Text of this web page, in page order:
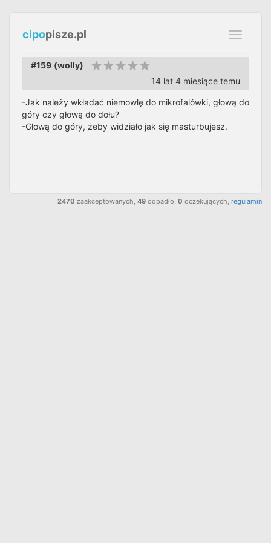
Toggle
cipopisze.pl
#159 (wolly)
14 lat 4 miesiące temu
-Jak należy wkładać niemowlę do mikrofalówki, głową do
góry czy głową do dołu?
-Głową do góry, żeby widziało jak się masturbujesz.
2470 zaakceptowanych, 49 odpadło, 0 oczekujących, regulamin